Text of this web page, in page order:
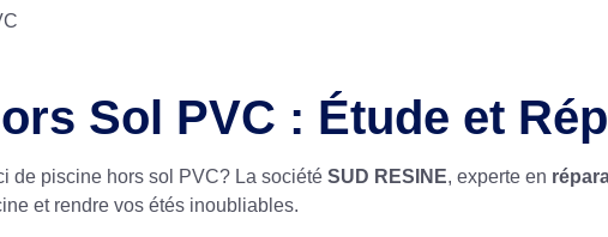
Sol PVC : Étude et
de piscine hors sol PVC? La société SUD RESINE, experte en
et rendre vos étés inoubliables.